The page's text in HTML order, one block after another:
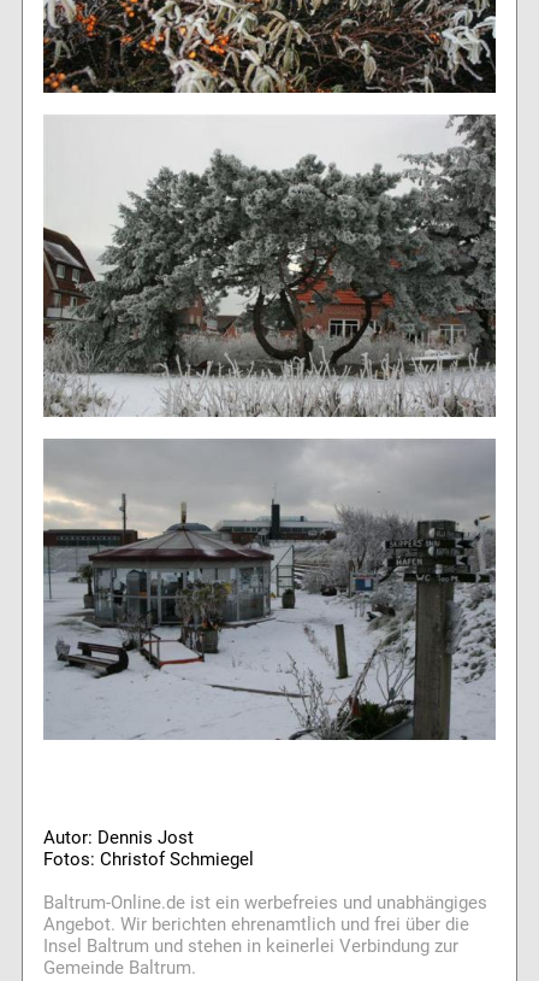
Autor: Dennis Jost
Fotos: Christof Schmiegel
Baltrum-Online.de ist ein werbefreies und unabhängiges
Angebot. Wir berichten ehrenamtlich und frei über die
Insel Baltrum und stehen in keinerlei Verbindung zur
Gemeinde Baltrum.